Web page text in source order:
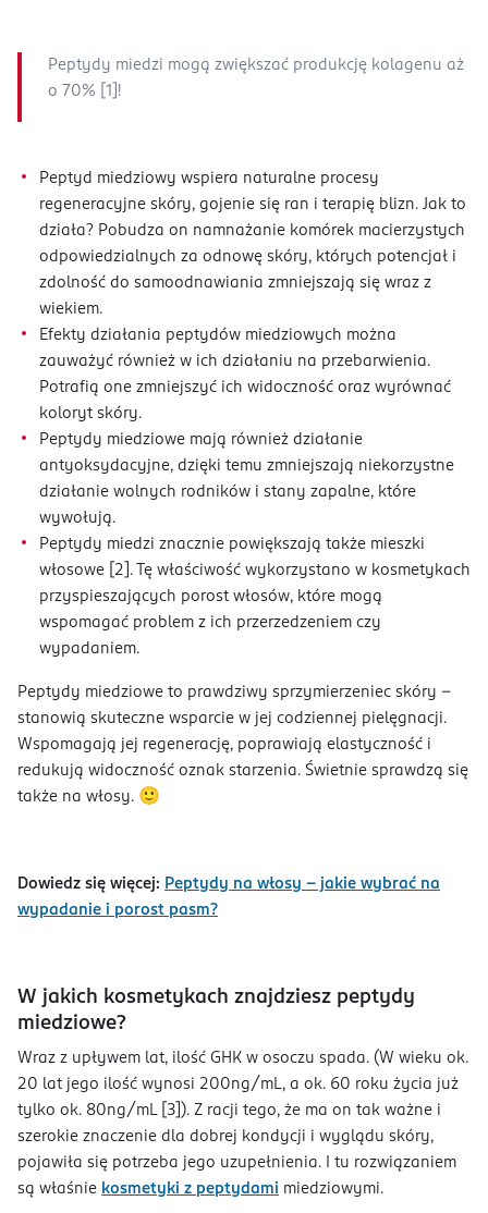
Peptydy miedzi mogą zwiększać produkcję kolagenu aż
o 70% [1]!
Peptyd miedziowy wspiera naturalne procesy
regeneracyjne skóry, gojenie się ran i terapię blizn. Jak to
działa? Pobudza on namnażanie komórek macierzystych
odpowiedzialnych za odnowę skóry, których potencjał i
zdolność do samoodnawiania zmniejszają się wraz z
wiekiem.
Efekty działania peptydów miedziowych można
zauważyć również w ich działaniu na przebarwienia.
Potrafią one zmniejszyć ich widoczność oraz wyrównać
koloryt skóry.
Peptydy miedziowe mają również działanie
antyoksydacyjne, dzięki temu zmniejszają niekorzystne
działanie wolnych rodników i stany zapalne, które
wywołują.
Peptydy miedzi znacznie powiększają także mieszki
włosowe [2]. Tę właściwość wykorzystano w kosmetykach
przyspieszających porost włosów, które mogą
wspomagać problem z ich przerzedzeniem czy
wypadaniem.
Peptydy miedziowe to prawdziwy sprzymierzeniec skóry –
stanowią skuteczne wsparcie w jej codziennej pielęgnacji.
Wspomagają jej regenerację, poprawiają elastyczność i
redukują widoczność oznak starzenia. Świetnie sprawdzą się
także na włosy. 🙂
Dowiedz się więcej: Peptydy na włosy – jakie wybrać na
wypadanie i porost pasm?
W jakich kosmetykach znajdziesz peptydy
miedziowe?
Wraz z upływem lat, ilość GHK w osoczu spada. (W wieku ok.
20 lat jego ilość wynosi 200ng/mL, a ok. 60 roku życia już
tylko ok. 80ng/mL [3]). Z racji tego, że ma on tak ważne i
szerokie znaczenie dla dobrej kondycji i wyglądu skóry,
pojawiła się potrzeba jego uzupełnienia. I tu rozwiązaniem
są właśnie kosmetyki z peptydami miedziowymi.